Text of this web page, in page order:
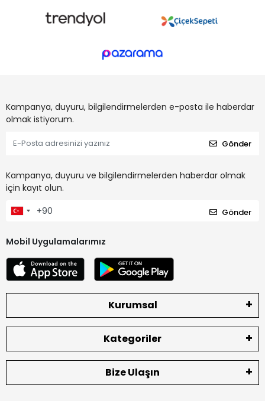
Kampanya, duyuru, bilgilendirmelerden e-posta ile haberdar
olmak istiyorum.
Gönder
Kampanya, duyuru ve bilgilendirmelerden haberdar olmak
için kayıt olun.
Gönder
Mobil Uygulamalarımız
Kurumsal
Kategoriler
Bize Ulaşın